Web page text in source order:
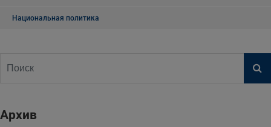
Национальная политика
Архив